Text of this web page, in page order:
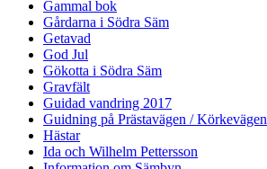
Gammal bok
Gårdarna i Södra Säm
Getavad
God Jul
Gökotta i Södra Säm
Gravfält
Guidad vandring 2017
Guidning på Prästavägen / Körkevägen
Hästar
Ida och Wilhelm Pettersson